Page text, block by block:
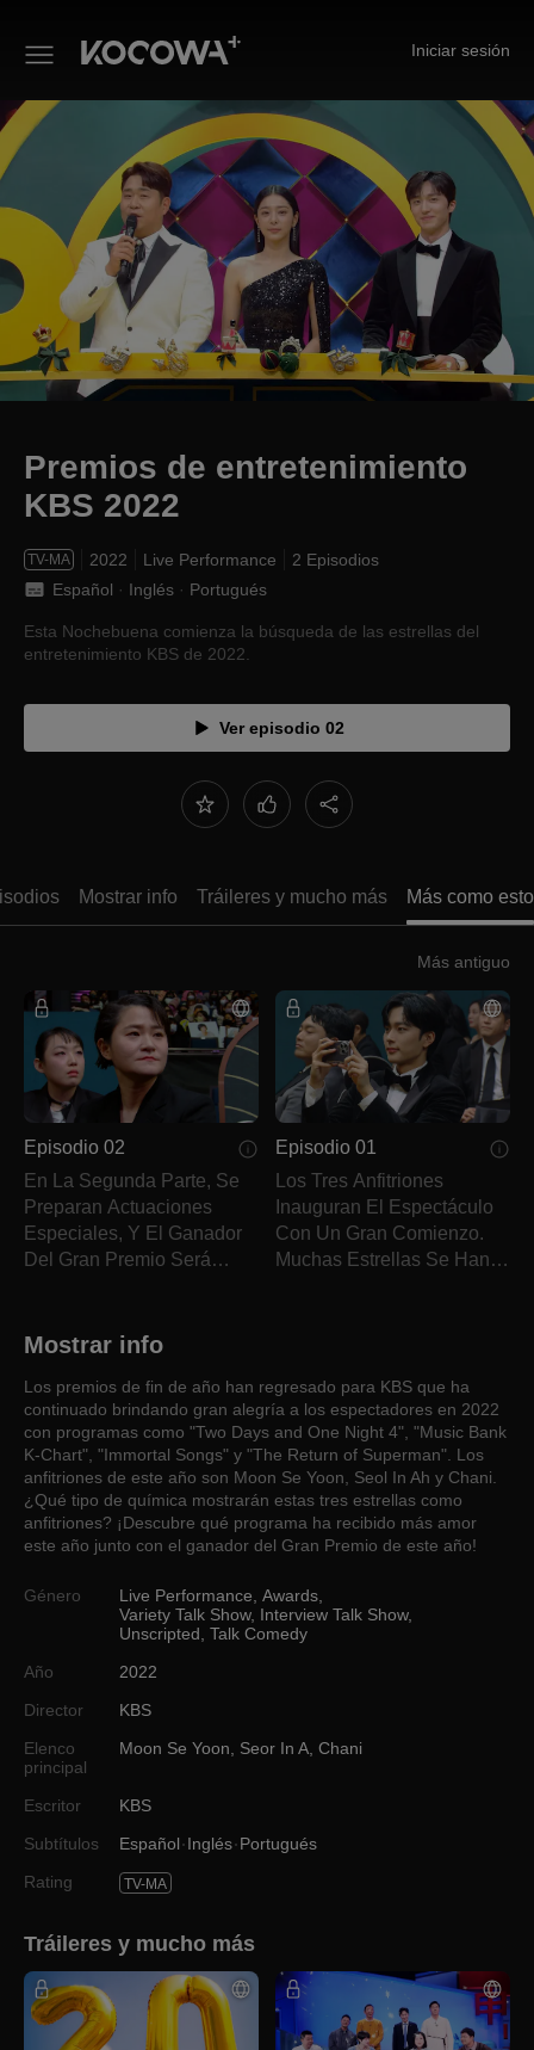
Iniciar sesión
Premios de entretenimiento
Premios de entretenimiento
KBS 2022
TV-MA 2022 Live Performance
2 Episodios
Español · Inglés · Portugués
Esta Nochebuena comienza la búsqueda de las estrellas del
entretenimiento KBS de 2022.
Ver episodio 02
Mostrar info Tráileres y mucho más Más como esto
Más antiguo
Episodio 02
En La Segunda Parte, Se
Preparan Actuaciones
Especiales, Y El Ganador
Del Gran Premio Será
Episodio 01
Los Tres Anfitriones
Inauguran El Espectáculo
Con Un Gran Comienzo.
Muchas Estrellas Se Han
Mostrar info
Los premios de fin de año han regresado para KBS que ha
continuado brindando gran alegría a los espectadores en 2022
con programas como "Two Days and One Night 4", "Music Bank
K-Chart", "Immortal Songs" y "The Return of Superman". Los
anfitriones de este año son Moon Se Yoon, Seol In Ah y Chani.
¿Qué tipo de química mostrarán estas tres estrellas como
anfitriones? ¡Descubre qué programa ha recibido más amor
este año junto con el ganador del Gran Premio de este año!
Género Live Performance Awards
Variety Talk Show, Interview Talk Show,
Unscripted Talk Comedy
Año
2022
Director
KBS
Elenco
principal
Moon Se Yoon Seor In A Chani
Escritor
KBS
Subtítulos
Español Inglés Portugués
Rating
TV-MA
Tráileres y mucho más